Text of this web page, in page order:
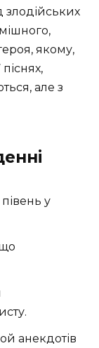
злодійських
якому,
але з
у
анекдотів